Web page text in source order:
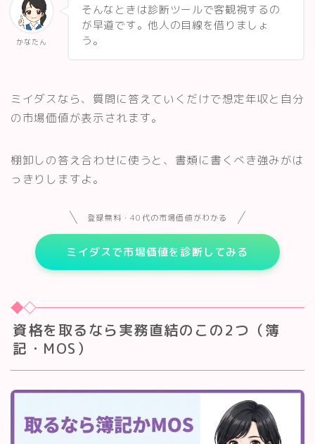
かなたん
そんなときは診断ツールで客観視するの
が早道です。他人の目線を借りましょ
う。
ミイダスなら、質問に答えていくだけで想定年収と自分
の市場価値が表示されます。
棚卸しの答え合わせに使うと、書類に書くべき強みがは
っきりしますよ。
登録無料・40代の市場価値がわかる
ミイダスで市場価値を診断してみる
資格を取るなら実務直結のこの2つ（簿
記・MOS）